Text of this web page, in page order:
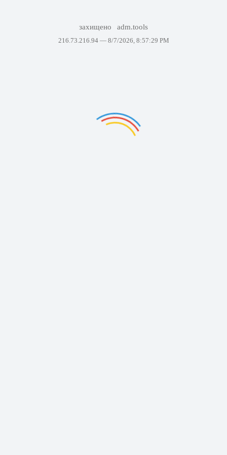
захищено adm.tools
216.73.216.94 — 8/7/2026, 8:57:29 PM